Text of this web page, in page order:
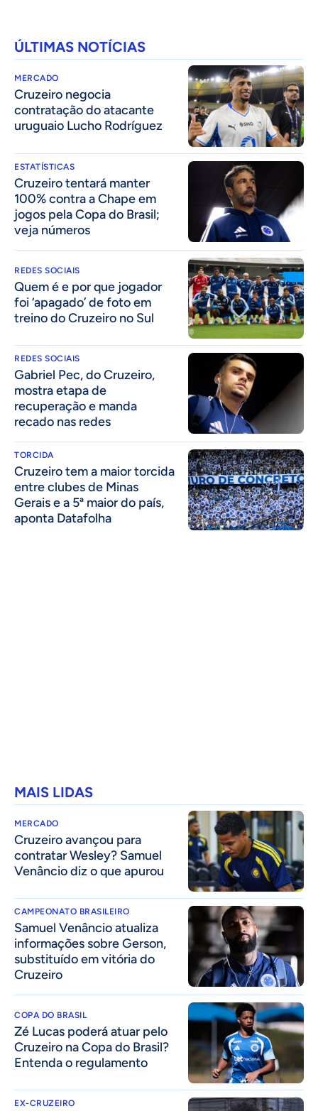
ÚLTIMAS NOTÍCIAS
MERCADO
Cruzeiro negocia
contratação do atacante
uruguaio Lucho Rodríguez
ESTATÍSTICAS
Cruzeiro tentará manter
100% contra a Chape em
jogos pela Copa do Brasil;
veja números
REDES SOCIAIS
Quem é e por que jogador
foi ‘apagado’ de foto em
treino do Cruzeiro no Sul
REDES SOCIAIS
Gabriel Pec, do Cruzeiro,
mostra etapa de
recuperação e manda
recado nas redes
TORCIDA
Cruzeiro tem a maior torcida
entre clubes de Minas
Gerais e a 5ª maior do país,
aponta Datafolha
MAIS LIDAS
MERCADO
Cruzeiro avançou para
contratar Wesley? Samuel
Venâncio diz o que apurou
CAMPEONATO BRASILEIRO
Samuel Venâncio atualiza
informações sobre Gerson,
substituído em vitória do
Cruzeiro
COPA DO BRASIL
Zé Lucas poderá atuar pelo
Cruzeiro na Copa do Brasil?
Entenda o regulamento
EX-CRUZEIRO